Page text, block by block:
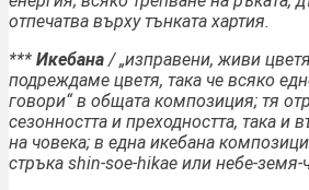
отпечатва върху тънката хартия.
*** Икебана / „изправeни, живи
подреждаме цветя, така че всяко
говори“ в общата композиция; тя
сезонността и преходността, така и
на човека; в една икебана
стръка shin-soe-hikae или небе-земя-